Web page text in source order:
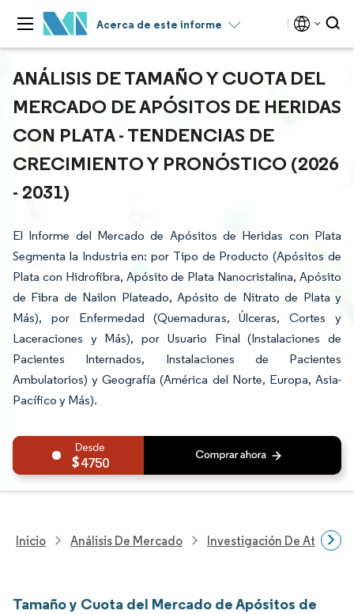
Acerca de este informe
ANÁLISIS DE TAMAÑO Y CUOTA DEL
MERCADO DE APÓSITOS DE HERIDAS
CON PLATA - TENDENCIAS DE
CRECIMIENTO Y PRONÓSTICO (2026
- 2031)
El Informe del Mercado de Apósitos de Heridas con Plata
Segmenta la Industria en: por Tipo de Producto (Apósitos de
Plata con Hidrofibra, Apósito de Plata Nanocristalina, Apósito
de Fibra de Nailon Plateado, Apósito de Nitrato de Plata y
Más), por Enfermedad (Quemaduras, Úlceras, Cortes y
Laceraciones y Más), por Usuario Final (Instalaciones de
Pacientes Internados, Instalaciones de Pacientes
Ambulatorios) y Geografía (América del Norte, Europa, Asia-
Pacífico y Más).
4750
Inicio Análisis De Mercado Investigación De
Tamaño y Cuota del Mercado de Apósitos de